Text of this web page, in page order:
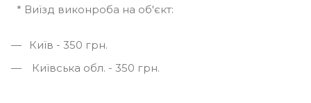
* Виїзд виконроба на об'єкт:
Київ - 350 грн.
Київська обл. - 350 грн.